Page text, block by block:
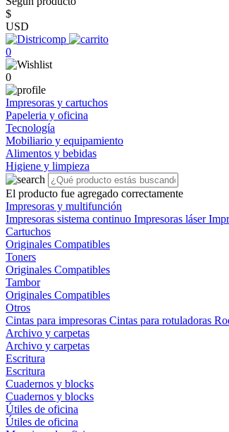
$
USD
0
0
Impresoras y cartuchos
Papeleria y oficina
Tecnología
Mobiliario y equipamiento
Alimentos y bebidas
Higiene y limpieza
El producto fue agregado correctamente
Impresoras y multifunción
Impresoras sistema continuo Impresoras láser
Cartuchos
Originales Compatibles
Toners
Originales Compatibles
Tambor
Originales Compatibles
Otros
Cintas para impresoras Cintas para rotuladoras
Archivo y carpetas
Archivo y carpetas
Escritura
Escritura
Cuadernos y blocks
Cuadernos y blocks
Útiles de oficina
Útiles de oficina